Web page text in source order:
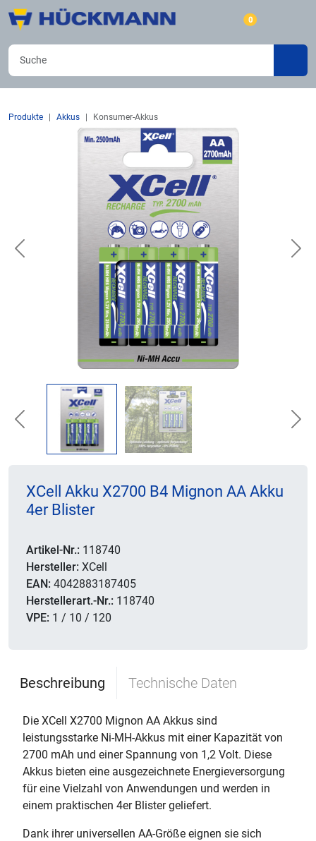
0
Produkte Akkus Konsumer-Akkus
Previous
Previous
XCell Akku X2700 B4 Mignon AA Akku
4er Blister
Artikel-Nr.: 118740
Hersteller: XCell
EAN: 4042883187405
Herstellerart.-Nr.: 118740
VPE: 1 / 10 / 120
Beschreibung Technische Daten
Die XCell X2700 Mignon AA Akkus sind
leistungsstarke Ni-MH-Akkus mit einer Kapazität von
2700 mAh und einer Spannung von 1,2 Volt. Diese
Akkus bieten eine ausgezeichnete Energieversorgung
für eine Vielzahl von Anwendungen und werden in
einem praktischen 4er Blister geliefert.
Dank ihrer universellen AA-Größe eignen sie sich